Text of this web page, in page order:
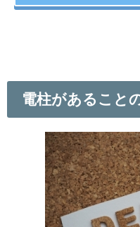
電柱があること